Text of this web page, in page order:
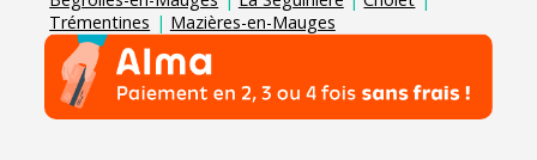
Trémentines | Mazières-en-Mauges